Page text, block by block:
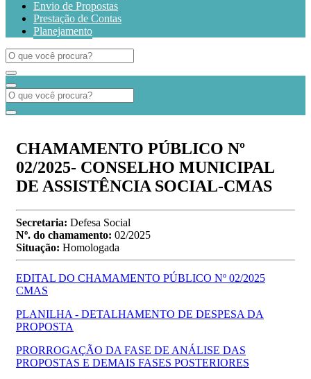
Envio de Propostas
Prestação de Contas
Planejamento
CHAMAMENTO PÚBLICO Nº
02/2025- CONSELHO MUNICIPAL
DE ASSISTÊNCIA SOCIAL-CMAS
Secretaria: Defesa Social
Nº. do chamamento: 02/2025
Situação: Homologada
EDITAL DO CHAMAMENTO PÚBLICO Nº 02/2025
CMAS
PLANILHA - DETALHAMENTO DE DESPESA DA
PROPOSTA
PRORROGAÇÃO DA FASE DE ANÁLISE DAS
PROPOSTAS E DEMAIS FASES POSTERIORES